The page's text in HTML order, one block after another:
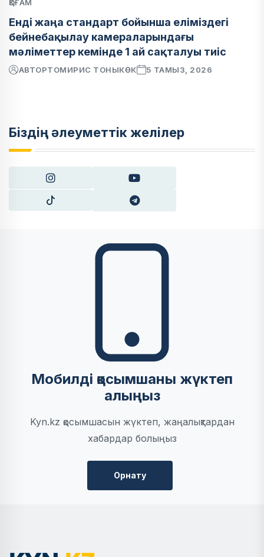
ҚОҒАМ
Енді жаңа стандарт бойынша еліміздегі
бейнебақылау камераларындағы
мәліметтер кемінде 1 ай сақталуы тиіс
АВТОРТОМИРИС ТОНЫКӨК 5 ТАМЫЗ, 2026
Біздің әлеуметтік желілер
Мобилді қосымшаны жүктеп
алыңыз
Kyn.kz қосымшасын жүктеп, жаңалықтардан
хабардар болыңыз
Орнату